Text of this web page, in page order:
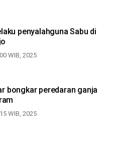
penyalahguna Sabu di
WIB, 2025
bongkar peredaran ganja
WIB, 2025